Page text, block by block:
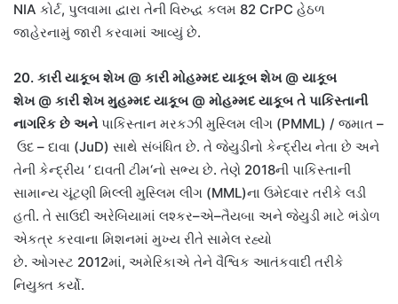
NIA કોર્ટ, પુલવામા દ્વારા તેની વિરુદ્ધ કલમ 82 CrPC હેઠળ
જાહેરનામું જારી કરવામાં આવ્યું છે.
20. કારી યાકૂબ શેખ@ કારી મોહમ્મદ યાકૂબ શેખ@ યાકૂબ
શેખ@ કારી શેખ મુહમ્મદ યાકૂબ @ મોહમ્મદ યાકૂબ તે પાકિસ્તાની
નાગરિક છે અનેપાકિસ્તાન મરકઝી મુસ્લિમ લીગ (PMML) / જમાત –
ઉદ – દાવા (JuD) સાથે સંબંધિત છે. તે જેયુડીનો કેન્દ્રીય નેતા છે અને
તેની કેન્દ્રીય ‘ દાવતી ટીમ‘નો સભ્ય છે. તેણે 2018ની પાકિસ્તાની
સામાન્ય ચૂંટણી મિલ્લી મુસ્લિમ લીગ (MML)ના ઉમેદવાર તરીકે લડી
હતી. તે સાઉદી અરેબિયામાં લશ્કર–એ–તૈયબા અને જેયુડી માટે ભંડોળ
એકત્ર કરવાના મિશનમાં મુખ્ય રીતે સામેલ રહ્યો
છે. ઓગસ્ટ 2012માં, અમેરિકાએ તેને વૈશ્વિક આતંકવાદી તરીકે
નિયુક્ત કર્યો.